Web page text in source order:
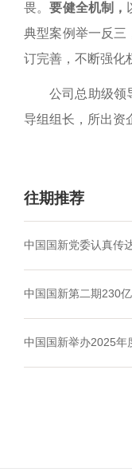
畏。要健全机制，
典型案例举一反三
订完善， 不断强化
公司总助级领
导组组长，所出资
往期推荐
中国国新党委认真传
中国国新第二期230
中国国新举办2025年